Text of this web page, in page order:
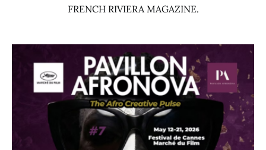
FRENCH RIVIERA MAGAZINE.